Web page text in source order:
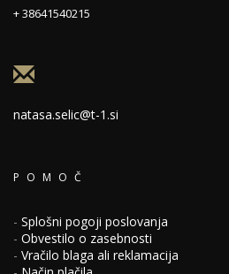
+ 38641540215
natasa.selic@t-1.si
POMOČ
- Splošni pogoji poslovanja
- Obvestilo o zasebnosti
- Vračilo blaga ali reklamacija